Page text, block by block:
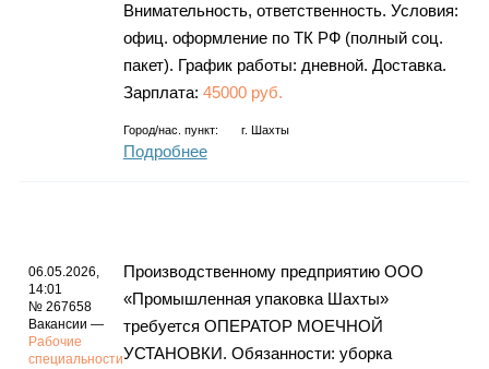
Внимательность, ответственность. Условия:
офиц. оформление по ТК РФ (полный соц.
пакет). График работы: дневной. Доставка.
Зарплата: 45000 руб.
Город/нас. пункт: г. Шахты
Подробнее
06.05.2026,
14:01
№ 267658
Вакансии —
Рабочие
специальности
Производственному предприятию ООО
«Промышленная упаковка Шахты»
требуется ОПЕРАТОР МОЕЧНОЙ
УСТАНОВКИ. Обязанности: уборка